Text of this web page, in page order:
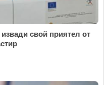
свой приятел от